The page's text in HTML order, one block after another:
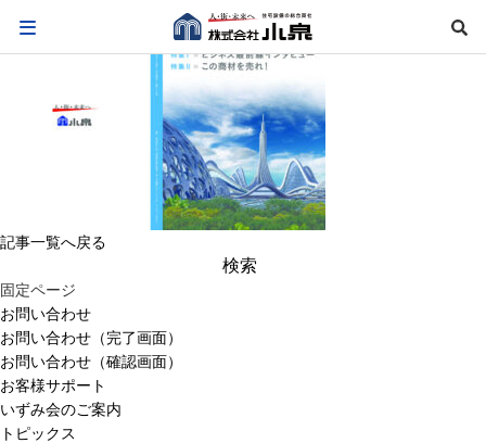
記事一覧へ戻る
索:
固定ページ
お問い合わせ
お問い合わせ（完了画面）
お問い合わせ（確認画面）
お客様サポート
いずみ会のご案内
トピックス